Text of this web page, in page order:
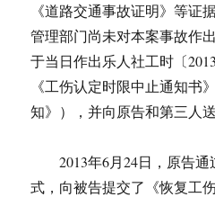
《道路交通事故证明》等证
管理部门尚未对本案事故作
于当日作出乐人社工时〔
《工伤认定时限中止通知书
知》），并向原告和第三人送
2013年6月24日，原告通
式，向被告提交了《恢复工